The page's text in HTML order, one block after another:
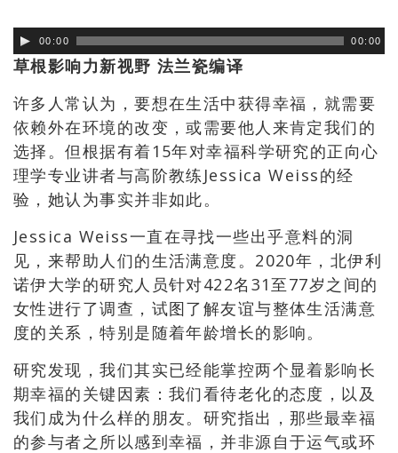
00:00 00:00
草根影响力新视野 法兰瓷编译
许多人常认为，要想在生活中获得幸福，就需要
依赖外在环境的改变，或需要他人来肯定我们的
选择。但根据有着15年对幸福科学研究的正向心
理学专业讲者与高阶教练Jessica Weiss的经
验，她认为事实并非如此。
Jessica Weiss一直在寻找一些出乎意料的洞
见，来帮助人们的生活满意度。2020年，北伊利
诺伊大学的研究人员针对422名31至77岁之间的
女性进行了调查，试图了解友谊与整体生活满意
度的关系，特别是随着年龄增长的影响。
研究发现，我们其实已经能掌控两个显着影响长
期幸福的关键因素：我们看待老化的态度，以及
我们成为什么样的朋友。研究指出，那些最幸福
的参与者之所以感到幸福，并非源自于运气或环